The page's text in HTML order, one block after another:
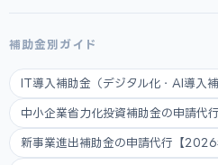
補助金別ガイド
IT導入補助金（デジタル化・AI導入
中小企業省力化投資補助金の申請代
新事業進出補助金の申請代行【2026